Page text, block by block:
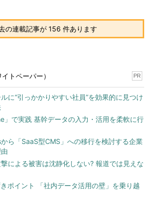
の連載記事が 156 件あります
トペーパー） PR
に“引っかかりやすい社員”を効果的に見つけ
」で実践 基幹データの入力・活用を柔軟に行
ら「SaaS型CMS」への移行を検討する企業
による被害は沈静化しない? 報道では見えな
ポイント 「社内データ活用の壁」を乗り越